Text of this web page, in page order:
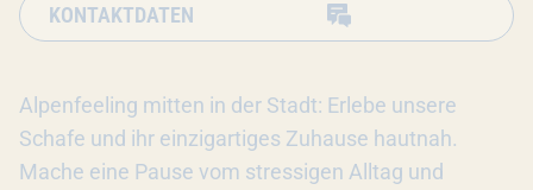
KONTAKTDATEN
Alpenfeeling mitten in der Stadt: Erlebe unsere
Schafe und ihr einzigartiges Zuhause hautnah.
Mache eine Pause vom stressigen Alltag und